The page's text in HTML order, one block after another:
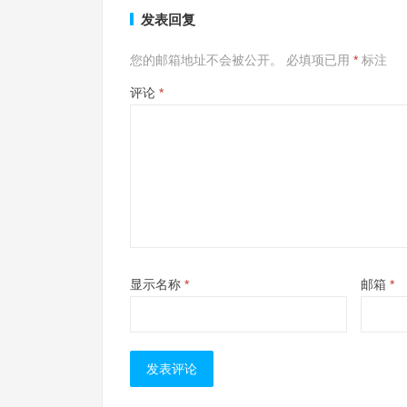
发表回复
您的邮箱地址不会被公开。 必填项已用 * 标注
评论 *
显示名称 * 邮箱 *